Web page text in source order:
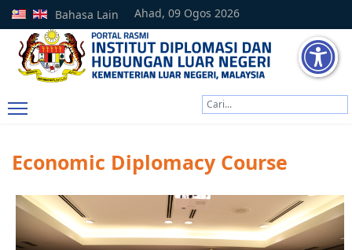
Ahad, 09 Ogos 2026
Bahasa Lain
Economic Diplomacy Course